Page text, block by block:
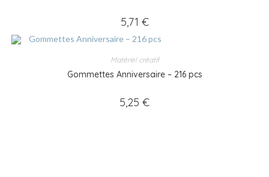
5,71 €
Matériel créatif
Gommettes Anniversaire – 216 pcs
5,25 €